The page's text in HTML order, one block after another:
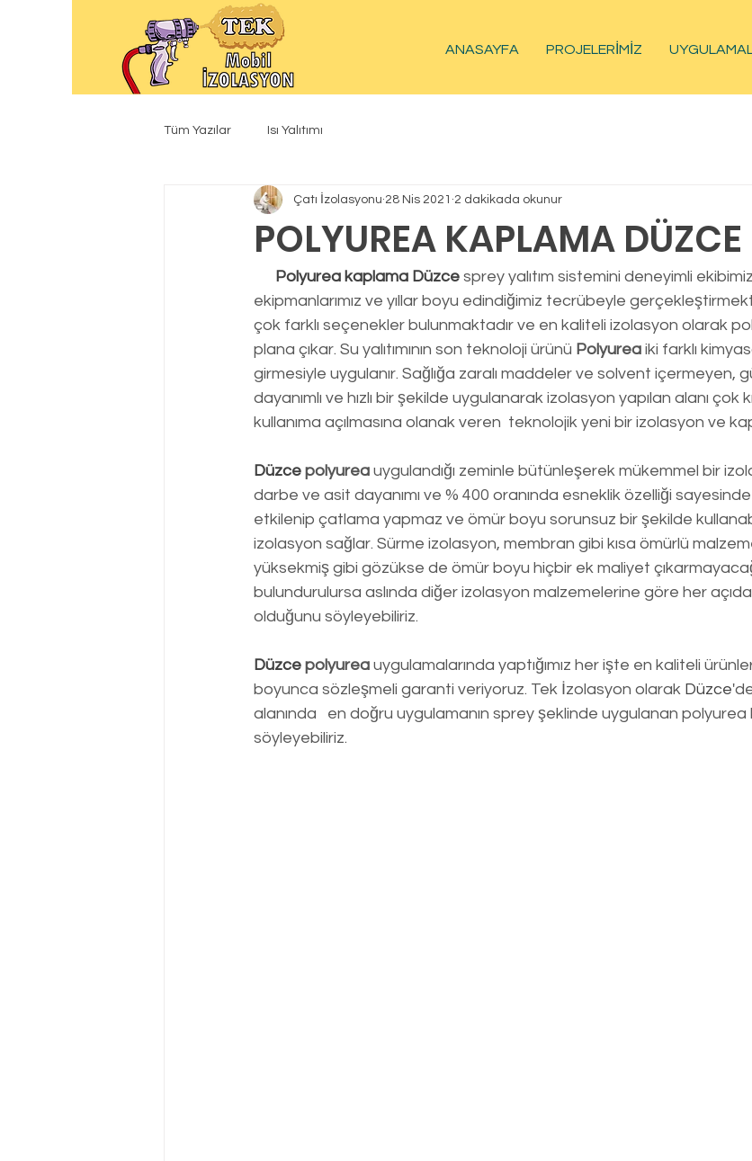
ANASAYFA PROJELERİMİZ
Tüm Yazılar Isı Yalıtımı
POLYUREA KAPLAMA DÜZCE
Çatı İzolasyonu 28 Nis 2021 2 dakikada okunur
Polyurea kaplama Düzce sprey yalıtım sistemini deneyimli
ekipmanlarımız ve yıllar boyu edindiğimiz tecrübeyle
çok farklı seçenekler bulunmaktadır ve en kaliteli izolasyon olarak
plana çıkar. Su yalıtımının son teknoloji ürünü Polyurea iki farklı
girmesiyle uygulanır. Sağlığa zaralı maddeler ve solvent içermeyen,
dayanımlı ve hızlı bir şekilde uygulanarak izolasyon yapılan alanı çok
kullanıma açılmasına olanak veren  teknolojik yeni bir izolasyon ve
Düzce polyurea uygulandığı zeminle bütünleşerek mükemmel bir
darbe ve asit dayanımı ve % 400 oranında esneklik özelliği
etkilenip çatlama yapmaz ve ömür boyu sorunsuz bir şekilde
izolasyon sağlar. Sürme izolasyon, membran gibi kısa ömürlü
yüksekmiş gibi gözükse de ömür boyu hiçbir ek maliyet
bulundurulursa aslında diğer izolasyon malzemelerine göre her
olduğunu söyleyebiliriz.
Düzce polyurea uygulamalarında yaptığımız her işte en kaliteli
boyunca sözleşmeli garanti veriyoruz. Tek İzolasyon olarak Düzce
alanında   en doğru uygulamanın sprey şeklinde uygulanan
söyleyebiliriz.